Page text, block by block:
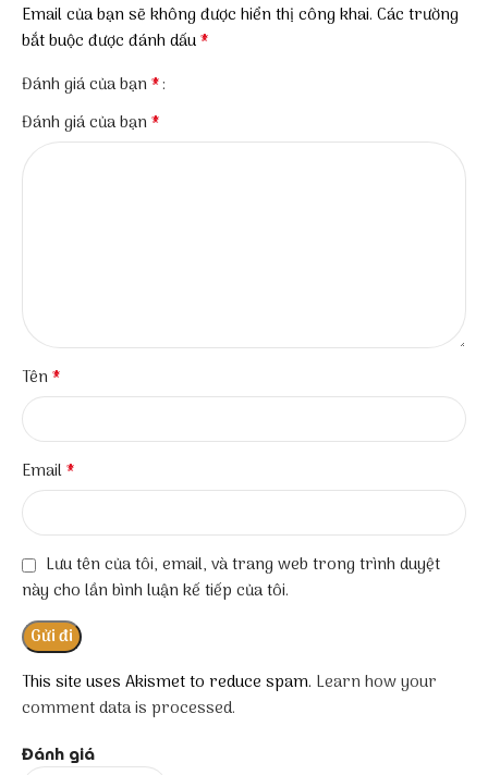
Đánh giá
Email của bạn sẽ không được hiển thị công khai. Các trường
bắt buộc được đánh dấu*
Đánh giá của bạn*
Đánh giá của bạn*
Tên*
Email*
Lưu tên của tôi, email, và trang web trong trình duyệt
này cho lần bình luận kế tiếp của tôi.
This site uses Akismet to reduce spam. Learn how your
comment data is processed.